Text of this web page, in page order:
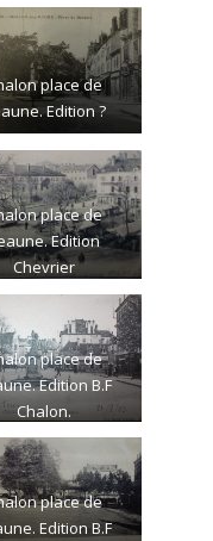
place de
Edition ?
place de
Edition
Chevrier
place de
Edition B.F
Chalon.
place de
Edition B.F